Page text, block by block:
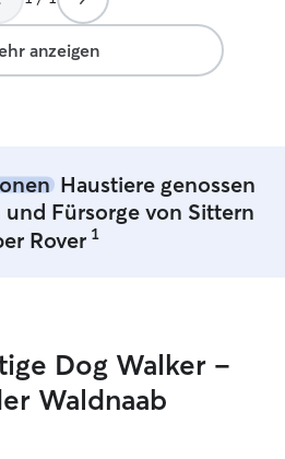
to have time to
just
make it work.
where
or play. If he
little
anzeigen
Haustiere genossen
Fürsorge von Sittern
Rover 1
Dog Walker –
Waldnaab